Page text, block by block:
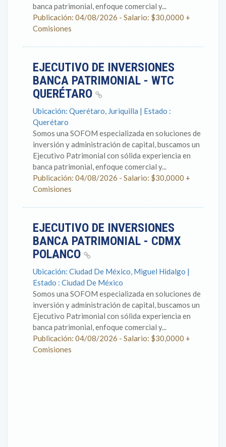
banca patrimonial, enfoque comercial y...
Publicación: 04/08/2026 - Salario: $30,0000 +
Comisiones
EJECUTIVO DE INVERSIONES
BANCA PATRIMONIAL - WTC
QUERÉTARO
Ubicación: Querétaro, Juriquilla | Estado :
Querétaro
Somos una SOFOM especializada en soluciones de
inversión y administración de capital, buscamos un
Ejecutivo Patrimonial con sólida experiencia en
banca patrimonial, enfoque comercial y...
Publicación: 04/08/2026 - Salario: $30,0000 +
Comisiones
EJECUTIVO DE INVERSIONES
BANCA PATRIMONIAL - CDMX
POLANCO
Ubicación: Ciudad De México, Miguel Hidalgo |
Estado : Ciudad De México
Somos una SOFOM especializada en soluciones de
inversión y administración de capital, buscamos un
Ejecutivo Patrimonial con sólida experiencia en
banca patrimonial, enfoque comercial y...
Publicación: 04/08/2026 - Salario: $30,0000 +
Comisiones